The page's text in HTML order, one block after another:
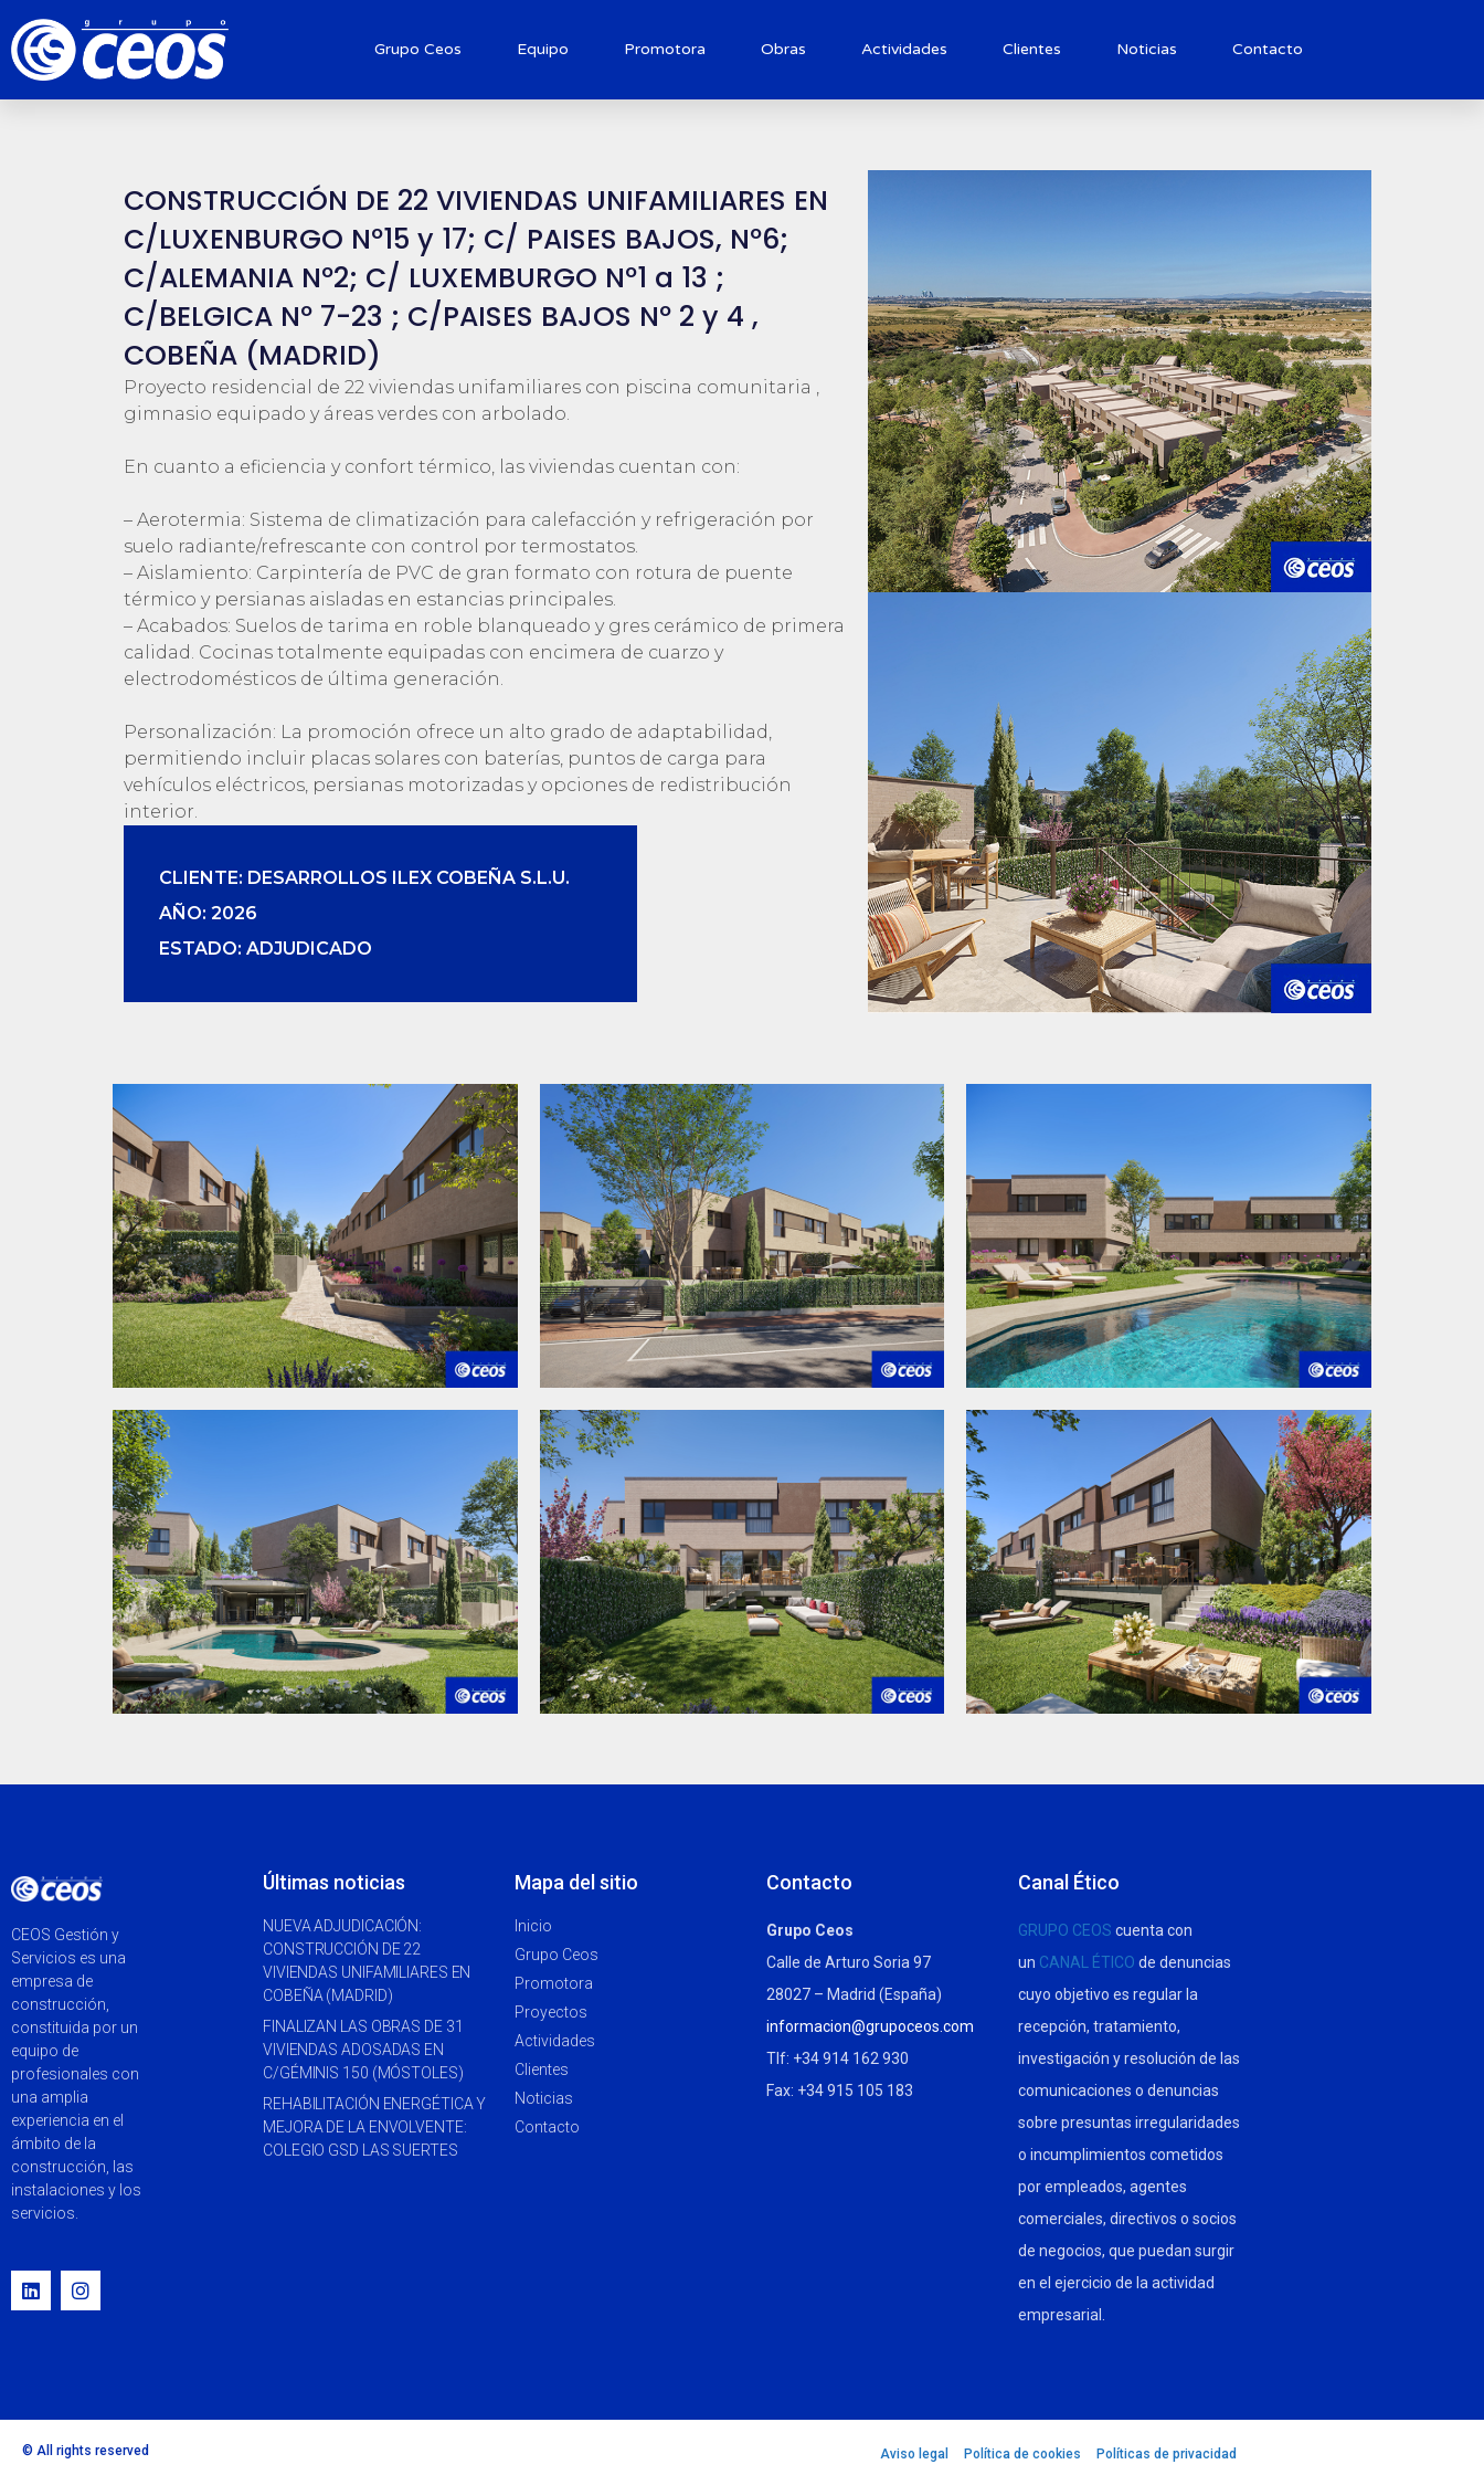
Grupo Ceos Equipo Promotora Obras Actividades Clientes Noticias Contacto
CONSTRUCCIÓN DE 22 VIVIENDAS UNIFAMILIARES EN
C/LUXENBURGO Nº15 y 17; C/ PAISES BAJOS, Nº6;
C/ALEMANIA Nº2; C/ LUXEMBURGO Nº1 a 13 ;
C/BELGICA Nº 7-23 ; C/PAISES BAJOS Nº 2 y 4 ,
COBEÑA (MADRID)
Proyecto residencial de 22 viviendas unifamiliares con piscina comunitaria ,
gimnasio equipado y áreas verdes con arbolado.
En cuanto a eficiencia y confort térmico, las viviendas cuentan con:
– Aerotermia: Sistema de climatización para calefacción y refrigeración por
suelo radiante/refrescante con control por termostatos.
– Aislamiento: Carpintería de PVC de gran formato con rotura de puente
térmico y persianas aisladas en estancias principales.
– Acabados: Suelos de tarima en roble blanqueado y gres cerámico de primera
calidad. Cocinas totalmente equipadas con encimera de cuarzo y
electrodomésticos de última generación.
Personalización: La promoción ofrece un alto grado de adaptabilidad,
permitiendo incluir placas solares con baterías, puntos de carga para
vehículos eléctricos, persianas motorizadas y opciones de redistribución
interior.
CLIENTE: DESARROLLOS ILEX COBEÑA S.L.U.
AÑO: 2026
ESTADO: ADJUDICADO
CEOS Gestión y
Servicios es una
empresa de
construcción,
constituida por un
equipo de
profesionales con
una amplia
experiencia en el
ámbito de la
construcción, las
instalaciones y los
servicios.
Últimas noticias
NUEVA ADJUDICACIÓN:
CONSTRUCCIÓN DE 22
VIVIENDAS UNIFAMILIARES EN
COBEÑA (MADRID)
FINALIZAN LAS OBRAS DE 31
VIVIENDAS ADOSADAS EN
C/GÉMINIS 150 (MÓSTOLES)
REHABILITACIÓN ENERGÉTICA Y
MEJORA DE LA ENVOLVENTE:
COLEGIO GSD LAS SUERTES
Mapa del sitio
Inicio
Grupo Ceos
Promotora
Proyectos
Actividades
Clientes
Noticias
Contacto
Contacto
Grupo Ceos
Calle de Arturo Soria 97
28027 – Madrid (España)
informacion@grupoceos.com
Tlf: +34 914 162 930
Fax: +34 915 105 183
Canal Ético
GRUPO CEOS cuenta con
un CANAL ÉTICO de denuncias
cuyo objetivo es regular la
recepción, tratamiento,
investigación y resolución de las
comunicaciones o denuncias
sobre presuntas irregularidades
o incumplimientos cometidos
por empleados, agentes
comerciales, directivos o socios
de negocios, que puedan surgir
en el ejercicio de la actividad
empresarial.
© All rights reserved Aviso legal Política de cookies Políticas de privacidad